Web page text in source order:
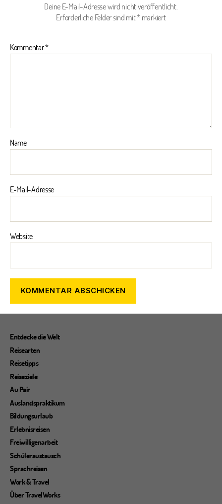
Deine E-Mail-Adresse wird nicht veröffentlicht.
Erforderliche Felder sind mit*markiert
Kommentar*
Name
E-Mail-Adresse
Website
Entdecke die Welt
Reisearten
Reisetipps
Reiseziele
Au Pair
Auslandspraktikum
Bildungsurlaub
Erlebnisreisen
Freiwilligenarbeit
Schüleraustausch
Sprachreisen
Work & Travel
Über TravelWorks